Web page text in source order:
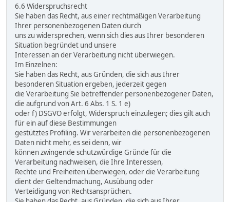
6.6 Widerspruchsrecht
Sie haben das Recht, aus einer rechtmäßigen Verarbeitung
Ihrer personenbezogenen Daten durch
uns zu widersprechen, wenn sich dies aus Ihrer besonderen
Situation begründet und unsere
Interessen an der Verarbeitung nicht überwiegen.
Im Einzelnen:
Sie haben das Recht, aus Gründen, die sich aus Ihrer
besonderen Situation ergeben, jederzeit gegen
die Verarbeitung Sie betreffender personenbezogener Daten,
die aufgrund von Art. 6 Abs. 1 S. 1 e)
oder f) DSGVO erfolgt, Widerspruch einzulegen; dies gilt auch
für ein auf diese Bestimmungen
gestütztes Profiling. Wir verarbeiten die personenbezogenen
Daten nicht mehr, es sei denn, wir
können zwingende schutzwürdige Gründe für die
Verarbeitung nachweisen, die Ihre Interessen,
Rechte und Freiheiten überwiegen, oder die Verarbeitung
dient der Geltendmachung, Ausübung oder
Verteidigung von Rechtsansprüchen.